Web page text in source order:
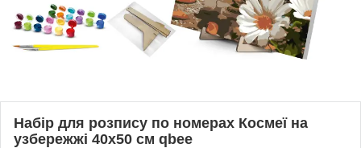
Набір для розпису по номерах Космеї на
узбережжі 40х50 см qbee